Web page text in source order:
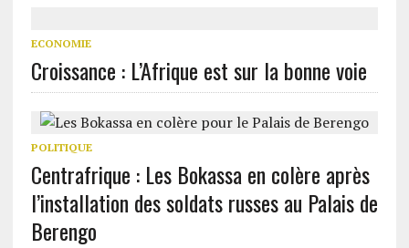
ECONOMIE
Croissance : L’Afrique est sur la bonne voie
POLITIQUE
Centrafrique : Les Bokassa en colère après
l’installation des soldats russes au Palais de
Berengo